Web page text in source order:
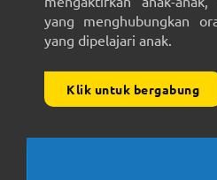
yang menghubungkan
yang dipelajari anak.
Klik untuk bergabung